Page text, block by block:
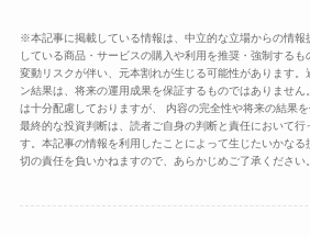
※本記事に掲載している情報は、中立的な立場からの情報
している商品・サービスの購入や利用を推奨・強制する
変動リスクが伴い、元本割れが生じる可能性があります。
ン結果は、将来の運用成果を保証するものではありませ
は十分配慮しておりますが、 内容の完全性や将来の結果を
最終的な投資判断は、読者ご自身の判断と責任において行
す。本記事の情報を利用したことによって生じたいかな
切の責任を負いかねますので、あらかじめご了承ください。